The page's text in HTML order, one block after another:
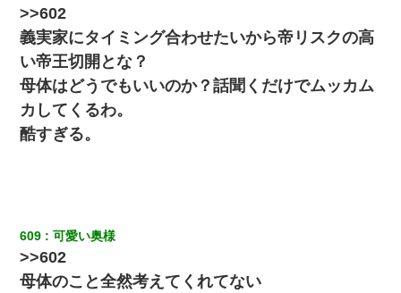
高1のとき男に襲われ、不妊の叔母に頼まれて出産。→叔母夫婦が
養子縁組してアメリカに子供を連れ帰った。→9・11で叔母夫婦が
亡くなってしまい…
出張中の旦那から『フリンしやがって、このクズ』と電話が。私
「本当に家まで来たの？証拠は？」旦那「俺の言葉が信じられな
いのか！」→ 離婚後
全く親しくないママ友Aから突然「飲み会しよう」と誘われたがお
断りした。後日Aの企みを知ってゾッとするやら腹立つやら！
>>602
義実家にタイミング合わせたいから帝リスクの高
い帝王切開とな？
母体はどうでもいいのか？話聞くだけでムッカム
カしてくるわ。
酷すぎる。
609 可愛い奥様
>>602
母体のこと全然考えてくれてない